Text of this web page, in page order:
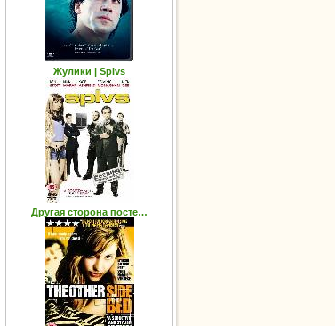
Жулики | Spivs
Другая сторона посте…